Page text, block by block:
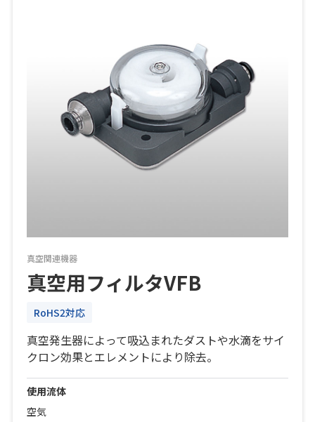
真空関連機器
真空用フィルタVFB
RoHS2対応
真空発生器によって吸込まれたダストや水滴をサイ
クロン効果とエレメントにより除去。
使用流体
空気